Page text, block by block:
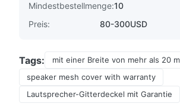
Mindestbestellmenge:10
Preis:
80-300USD
Tags:
mit einer Breite von mehr als 20
speaker mesh cover with warranty
Lautsprecher-Gitterdeckel mit Garantie